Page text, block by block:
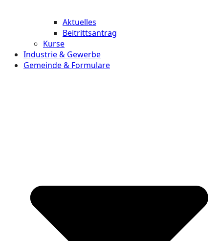
Aktuelles
Beitrittsantrag
Kurse
Industrie & Gewerbe
Gemeinde & Formulare